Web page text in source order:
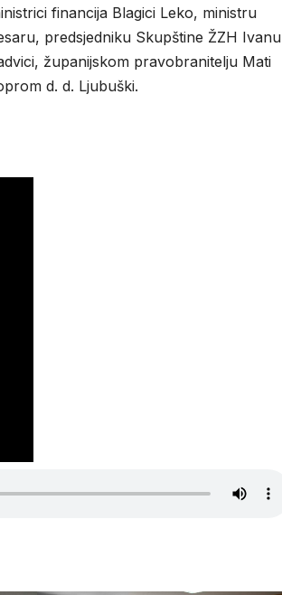
financija Blagici Leko, ministru
predsjedniku Skupštine ŽZH Ivanu
županijskom pravobranitelju Mati
d. d. Ljubuški.